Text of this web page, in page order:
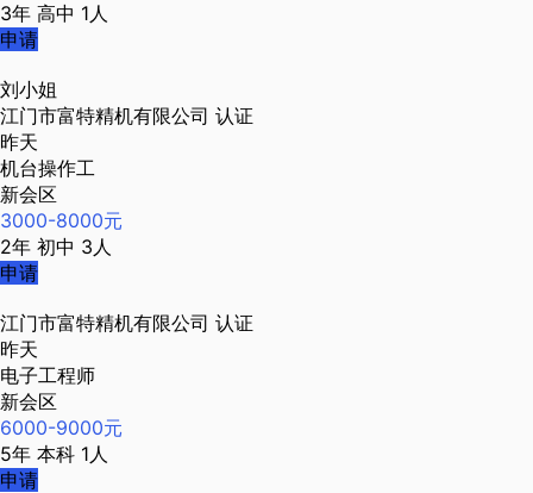
3年 高中 1人
申请
刘小姐
江门市富特精机有限公司 认证
昨天
机台操作工
新会区
3000-8000元
2年 初中 3人
申请
江门市富特精机有限公司 认证
昨天
电子工程师
新会区
6000-9000元
5年 本科 1人
申请